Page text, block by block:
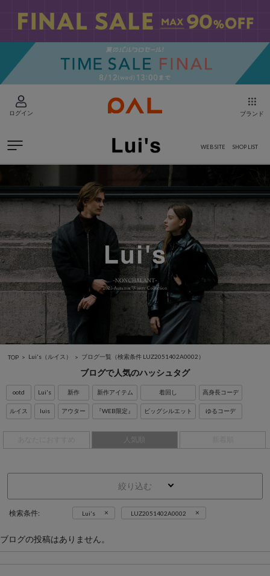
ログイン ブランド
WEB SITE SHOP LIST
TOP Lui's（ルイス） ブログ一覧 （検索条件 LUZ2051402A0002）
ブログで人気のハッシュタグ
ootd
ルイス
Lui's
luis
新作
アウター
新作アイテム
『WEB限定』
着回し
ビッグシルエット
高身長コーデ
ゆるコーデ
人気順
絞り込む
検索条件: Lui's × LUZ2051402A0002 ×
ブログの投稿はありません。